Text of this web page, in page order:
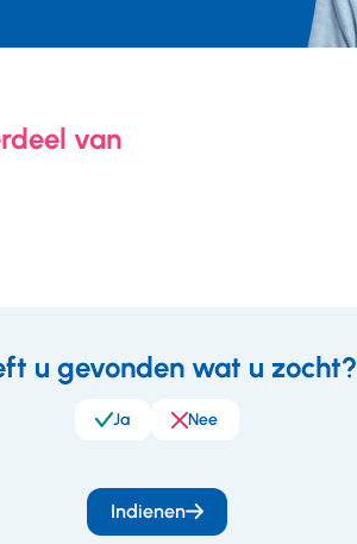
van
u gevonden wat u zocht?
Ja Nee
Indienen